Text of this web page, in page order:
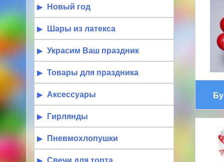
Новый год
Шары из латекса
Украсим Ваш праздник
Товары для праздника
Аксессуары
Гирлянды
Пневмохлопушки